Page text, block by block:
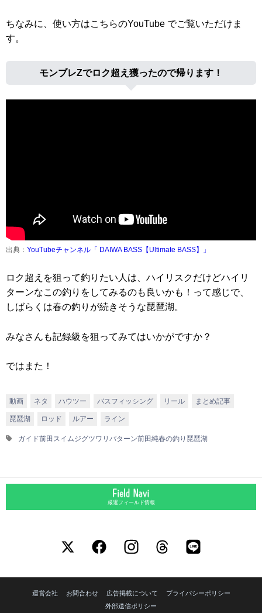
ちなみに、使い方はこちらのYouTube でご覧いただけま
す。
モンブレZでロク超え獲ったので帰ります！
出典： YouTubeチャンネル「 DAIWA BASS【Ultimate BASS】」
ロク超えを狙って釣りたい人は、ハイリスクだけどハイリ
ターンなこの釣りをしてみるのも良いかも！って感じで、
しばらくは春の釣りが続きそうな琵琶湖。
みなさんも記録級を狙ってみてはいかがですか？
ではまた！
動画 ネタ ハウツー バスフィッシング リール まとめ記事
琵琶湖 ロッド ルアー ライン
ガイド前田 スイムジグツワリパターン前田純春の釣り 琵琶湖
厳選フィールド情報
運営会社 お問合わせ 広告掲載について
プライバシーポリシー
外部送信ポリシー